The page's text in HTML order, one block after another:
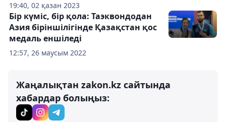
19:40, 02 қазан 2023
12:57, 26 маусым 2022
Бір күміс, бір қола: Таэквондодан
Азия біріншілігінде Қазақстан қос
медаль еншіледі
Жаңалықтан zakon.kz сайтында
хабардар болыңыз: